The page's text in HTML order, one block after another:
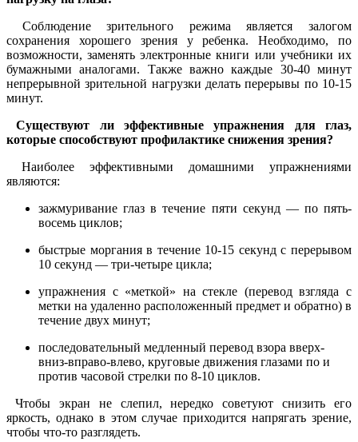
Соблюдение зрительного режима является залогом
сохранения хорошего зрения у ребенка. Необходимо, по
возможности, заменять электронные книги или учебники их
бумажными аналогами. Также важно каждые 30-40 минут
непрерывной зрительной нагрузки делать перерывы по 10-15
минут.
Существуют ли эффективные упражнения для глаз,
которые способствуют профилактике снижения зрения?
Наиболее эффективными домашними упражнениями
являются:
зажмуривание глаз в течение пяти секунд — по пять-
восемь циклов;
быстрые моргания в течение 10-15 секунд с перерывом
10 секунд — три-четыре цикла;
упражнения с «меткой» на стекле (перевод взгляда с
метки на удаленно расположенный предмет и обратно) в
течение двух минут;
последовательный медленный перевод взора вверх-
вниз-вправо-влево, круговые движения глазами по и
против часовой стрелки по 8-10 циклов.
Чтобы экран не слепил, нередко советуют снизить его
яркость, однако в этом случае приходится напрягать зрение,
чтобы что-то разглядеть.